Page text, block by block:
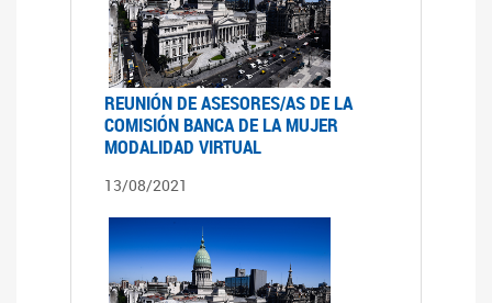
REUNIÓN DE ASESORES/AS DE LA
COMISIÓN BANCA DE LA MUJER
MODALIDAD VIRTUAL
13/08/2021